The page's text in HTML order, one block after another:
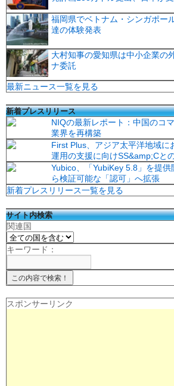
福岡県でベトナム・シンガポー
達の体験発表
大村知事の愛知県は中小企業の
ナ委託
最新ニュース一覧を見る
新着プレスリリース
NIQの最新レポート：中国のコ
業界を再構築
First Plus、アジア太平洋地域に
運用の支援に向けSS&amp;Cと
Yubico、「YubiKey 5.8」を提
ら検証可能な「認可」へ拡張
新着プレスリリース一覧を見る
サイト内検索
関連国
キーワード：
スポンサーリンク